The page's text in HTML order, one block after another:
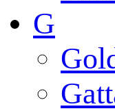
G